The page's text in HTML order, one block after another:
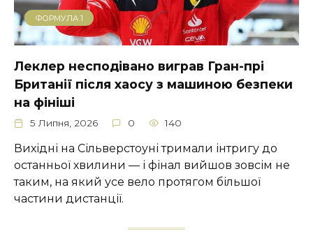
ФОРМУЛА 1
Леклер несподівано виграв Гран-прі
Британії після хаосу з машиною безпеки
на фініші
5 Липня, 2026 0 140
Вихідні на Сільверстоуні тримали інтригу до
останньої хвилини — і фінал вийшов зовсім не
таким, на який усе вело протягом більшої
частини дистанції.